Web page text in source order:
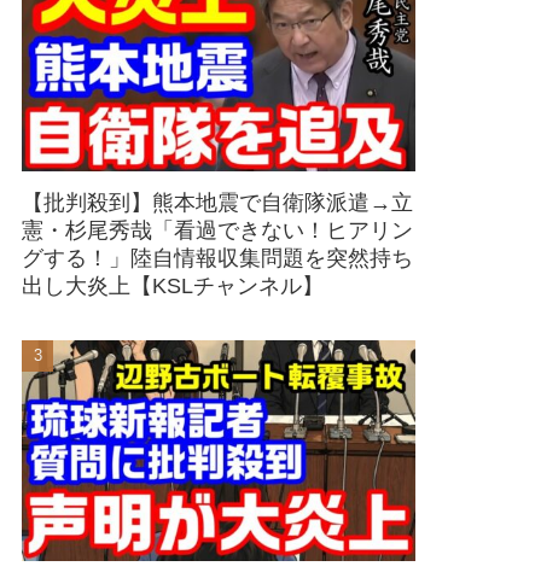
【批判殺到】熊本地震で自衛隊派遣→立
憲・杉尾秀哉「看過できない！ヒアリン
グする！」陸自情報収集問題を突然持ち
出し大炎上【KSLチャンネル】